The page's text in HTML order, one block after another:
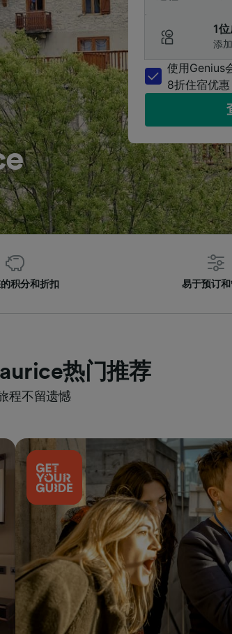
1
添
使用Genius
8折住宿优惠
积分和折扣 易于预订
热门推荐
程不留遗憾